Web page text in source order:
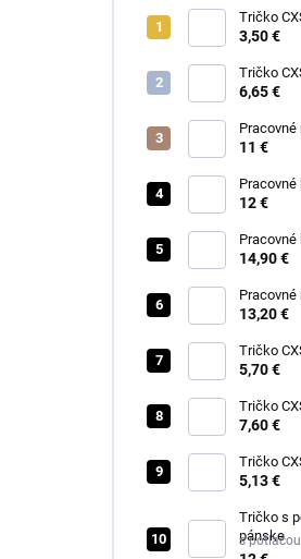
Tričko
3,50 €
Tričko
6,65 €
Pracovné
EXETER,
11 €
Pracovné
TOMÁŠ,
12 €
Pracovné
DAVID,
14,90 €
Pracovné
JOSEF,
13,20 €
Tričko
5,70 €
Tričko
7,60 €
Tričko
5,13 €
Tričko s
pánske
s